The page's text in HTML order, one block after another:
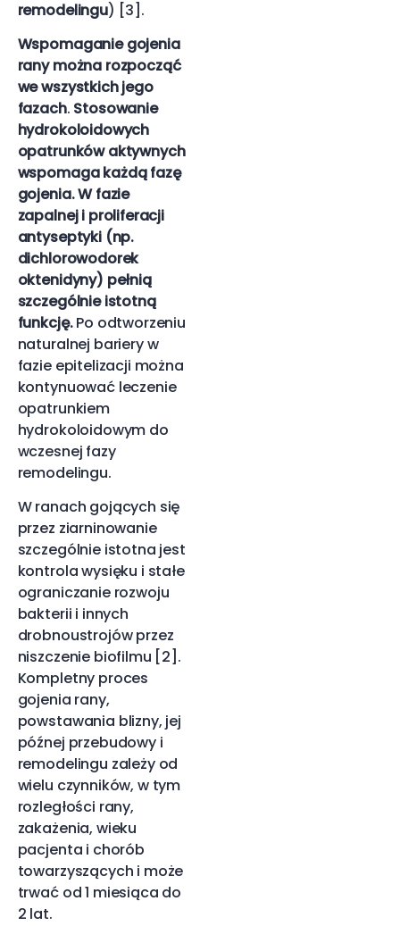
remodelingu) [3].
Wspomaganie gojenia
rany można rozpocząć
we wszystkich jego
fazach. Stosowanie
hydrokoloidowych
opatrunków aktywnych
wspomaga każdą fazę
gojenia. W fazie
zapalnej i proliferacji
antyseptyki (np.
dichlorowodorek
oktenidyny) pełnią
szczególnie istotną
funkcję.Po odtworzeniu
naturalnej bariery w
fazie epitelizacji można
kontynuować leczenie
opatrunkiem
hydrokoloidowym do
wczesnej fazy
remodelingu.
W ranach gojących się
przez ziarninowanie
szczególnie istotna jest
kontrola wysięku i stałe
ograniczanie rozwoju
bakterii i innych
drobnoustrojów przez
niszczenie biofilmu [2].
Kompletny proces
gojenia rany,
powstawania blizny, jej
późnej przebudowy i
remodelingu zależy od
wielu czynników, w tym
rozległości rany,
zakażenia, wieku
pacjenta i chorób
towarzyszących i może
trwać od 1 miesiąca do
2 lat.